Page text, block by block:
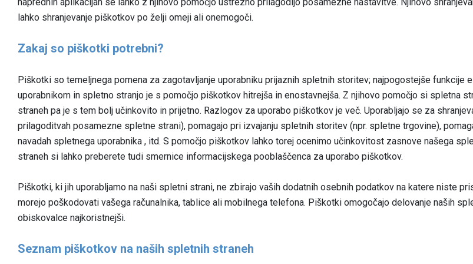
lahko shranjevanje piškotkov po želji omeji ali onemogoči.
Zakaj so piškotki potrebni?
Piškotki so temeljnega pomena za zagotavljanje uporabniku prijaznih spletnih storitev; najpogostejše
uporabnikom in spletno stranjo je s pomočjo piškotkov hitrejša in enostavnejša. Z njihovo pomočjo si spletna
straneh pa je s tem bolj učinkovito in prijetno. Razlogov za uporabo piškotkov je več. Uporabljajo se za
prilagoditvah posamezne spletne strani), pomagajo pri izvajanju spletnih storitev (npr. spletne trgovine),
navadah spletnega uporabnika , itd. S pomočjo piškotkov lahko torej ocenimo učinkovitost zasnove našega
straneh si lahko preberete tudi smernice informacijskega pooblaščenca za uporabo piškotkov.
Piškotki, ki jih uporabljamo na naši spletni strani, ne zbirajo vaših dodatnih osebnih podatkov na katere niste
morejo poškodovati vašega računalnika, tablice ali mobilnega telefona. Piškotki omogočajo delovanje naših
obiskovalce najkoristnejši.
Seznam piškotkov na naših spletnih straneh